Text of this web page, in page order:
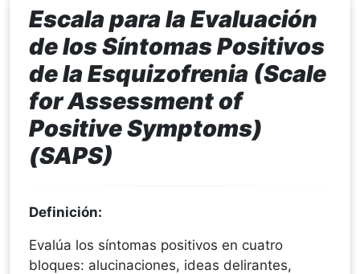
Escala para la Evaluación
de los Síntomas Positivos
de la Esquizofrenia (Scale
for Assessment of
Positive Symptoms)
(SAPS)
Definición:
Evalúa los síntomas positivos en cuatro
bloques: alucinaciones, ideas delirantes,